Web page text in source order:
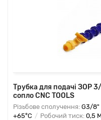
Трубка для подачі ЗОР
сопло CNC TOOLS
Різьбове сполучення: G3/8"
+65°C
Робочий тиск: 0,5